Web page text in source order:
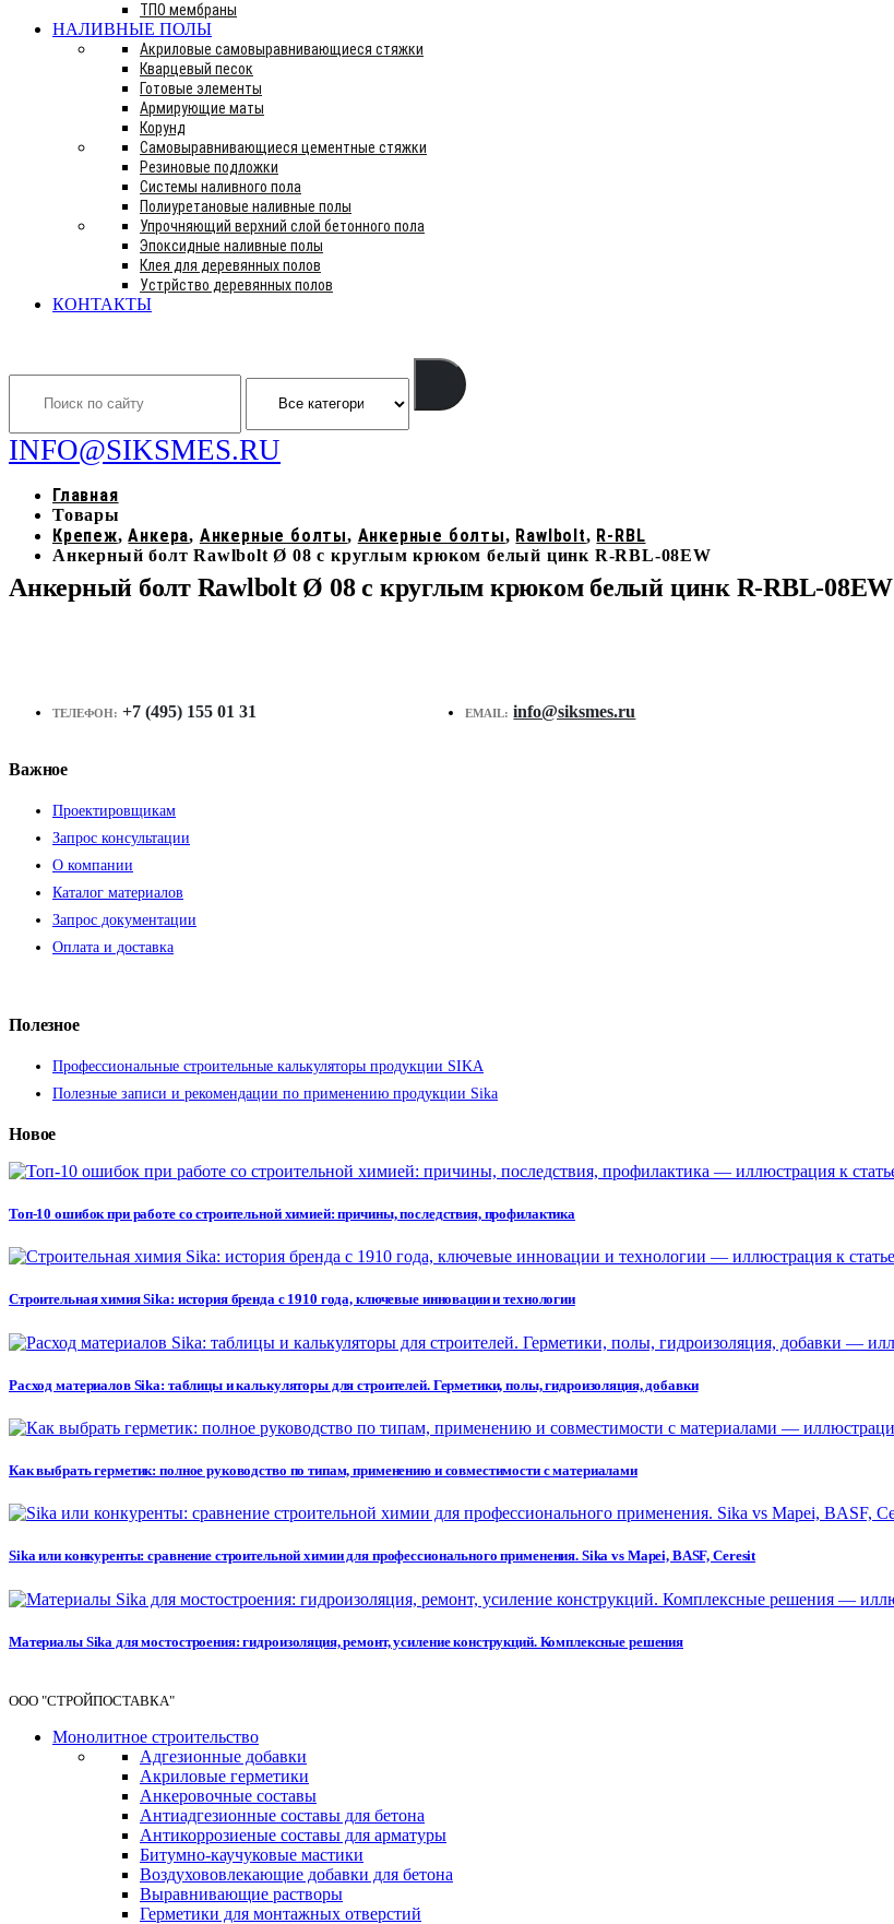
ТПО мембраны
НАЛИВНЫЕ ПОЛЫ
Акриловые самовыравнивающиеся стяжки
Кварцевый песок
Готовые элементы
Армирующие маты
Корунд
Самовыравнивающиеся цементные стяжки
Резиновые подложки
Системы наливного пола
Полиуретановые наливные полы
Упрочняющий верхний слой бетонного пола
Эпоксидные наливные полы
Клея для деревянных полов
Устрйство деревянных полов
КОНТАКТЫ
INFO@SIKSMES.RU
Главная
Товары
Крепеж,Анкера, Анкерные болты, Анкерные болты, Rawlbolt, R-RBL
Анкерный болт Rawlbolt Ø 08 с круглым крюком белый цинк R-RBL-08EW
Анкерный болт Rawlbolt Ø 08 с круглым крюком белый цинк R-RBL-08EW
ТЕЛЕФОН: +7 (495) 155 01 31 EMAIL: info@siksmes.ru
Важное
Проектировщикам
Запрос консультации
О компании
Каталог материалов
Запрос документации
Оплата и доставка
Полезное
Профессиональные строительные калькуляторы продукции SIKA
Полезные записи и рекомендации по применению продукции Sika
Новое
Топ-10 ошибок при работе со строительной химией: причины, последствия, профилактика
Строительная химия Sika: история бренда с 1910 года, ключевые инновации и технологии
Расход материалов Sika: таблицы и калькуляторы для строителей. Герметики, полы, гидроизоляция, добавки
Как выбрать герметик: полное руководство по типам, применению и совместимости с материалами
Sika или конкуренты: сравнение строительной химии для профессионального применения. Sika vs Mapei, BASF, Ceresit
Материалы Sika для мостостроения: гидроизоляция, ремонт, усиление конструкций. Комплексные решения
ООО "СТРОЙПОСТАВКА"
Монолитное строительство
Адгезионные добавки
Акриловые герметики
Анкеровочные составы
Антиадгезионные составы для бетона
Антикоррозиеные составы для арматуры
Битумно-каучуковые мастики
Воздухововлекающие добавки для бетона
Выравнивающие растворы
Герметики для монтажных отверстий